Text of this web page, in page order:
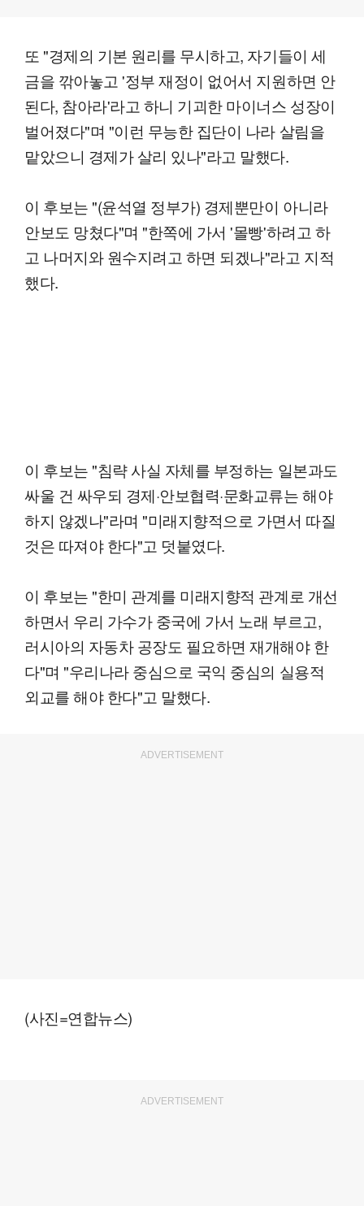
또 "경제의 기본 원리를 무시하고, 자기들이 세
금을 깎아놓고 '정부 재정이 없어서 지원하면 안
된다, 참아라'라고 하니 기괴한 마이너스 성장이
벌어졌다"며 "이런 무능한 집단이 나라 살림을
맡았으니 경제가 살리 있나"라고 말했다.
이 후보는 "(윤석열 정부가) 경제뿐만이 아니라
안보도 망쳤다"며 "한쪽에 가서 '몰빵'하려고 하
고 나머지와 원수지려고 하면 되겠나"라고 지적
했다.
이 후보는 "침략 사실 자체를 부정하는 일본과도
싸울 건 싸우되 경제·안보협력·문화교류는 해야
하지 않겠나"라며 "미래지향적으로 가면서 따질
것은 따져야 한다"고 덧붙였다.
이 후보는 "한미 관계를 미래지향적 관계로 개선
하면서 우리 가수가 중국에 가서 노래 부르고,
러시아의 자동차 공장도 필요하면 재개해야 한
다"며 "우리나라 중심으로 국익 중심의 실용적
외교를 해야 한다"고 말했다.
ADVERTISEMENT
(사진=연합뉴스)
ADVERTISEMENT